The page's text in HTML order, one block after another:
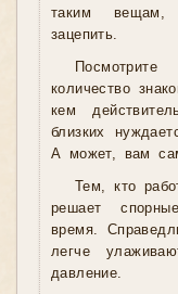
таким вещам,
зацепить.
количество
кем
близких
А может, вам
Тем, кто
решает
время.
легче
давление.